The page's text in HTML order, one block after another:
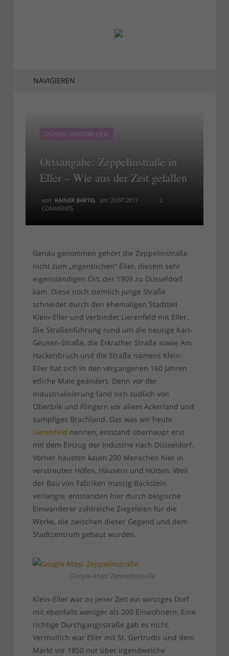
NAVIGIEREN
DÜSSEL-HISTÖRCHEN
Ortsangabe: Zeppelinstraße in
Eller – Wie aus der Zeit gefallen
von RAINER BARTEL am 23.07.2017
2
COMMENTS
Genau genommen gehört die Zeppelinstraße
nicht zum „eigentlichen“ Eller, diesem sehr
eigenständigen Ort, der 1909 zu Düsseldorf
kam. Diese noch ziemlich junge Straße
schneidet durch den ehemaligen Stadtteil
Klein-Eller und verbindet Lierenfeld mit Eller.
Die Straßenführung rund um die heutige Karl-
Geusen-Straße, die Erkrather Straße sowie Am
Hackenbruch und die Straße namens Klein-
Eller hat sich in den vergangenen 160 Jahren
etliche Male geändert. Denn vor der
Industrialisierung fand sich südlich von
Oberbilk und Flingern vor allem Ackerland und
sumpfiges Brachland. Das was wir heute
Lierenfeld nennen, entstand überhaupt erst
mit dem Einzug der Industrie nach Düsseldorf.
Vorher hausten kaum 200 Menschen hier in
verstreuten Höfen, Häusern und Hütten. Weil
der Bau von Fabriken massig Backstein
verlangte, entstanden hier durch belgische
Einwanderer zahlreiche Ziegeleien für die
Werke, die zwischen dieser Gegend und dem
Stadtzentrum gebaut wurden.
Google-Map: Zeppelinstraße
Klein-Eller war zu jener Zeit ein winziges Dorf
mit ebenfalls weniger als 200 Einwohnern. Eine
richtige Durchgangsstraße gab es nicht.
Vermutlich war Eller mit St. Gertrudis und dem
Markt vor 1850 nur über irgendwelche